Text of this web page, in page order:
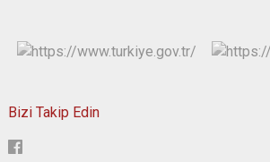
Bizi Takip Edin